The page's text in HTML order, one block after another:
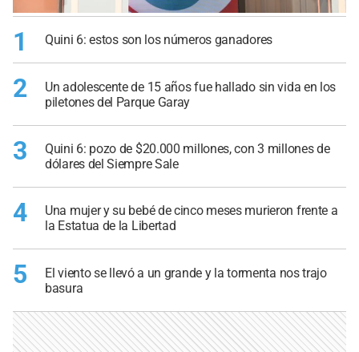
1 Quini 6: estos son los números ganadores
2
Un adolescente de 15 años fue hallado sin vida en los
piletones del Parque Garay
3
Quini 6: pozo de $20.000 millones, con 3 millones de
dólares del Siempre Sale
4
Una mujer y su bebé de cinco meses murieron frente a
la Estatua de la Libertad
5
El viento se llevó a un grande y la tormenta nos trajo
basura